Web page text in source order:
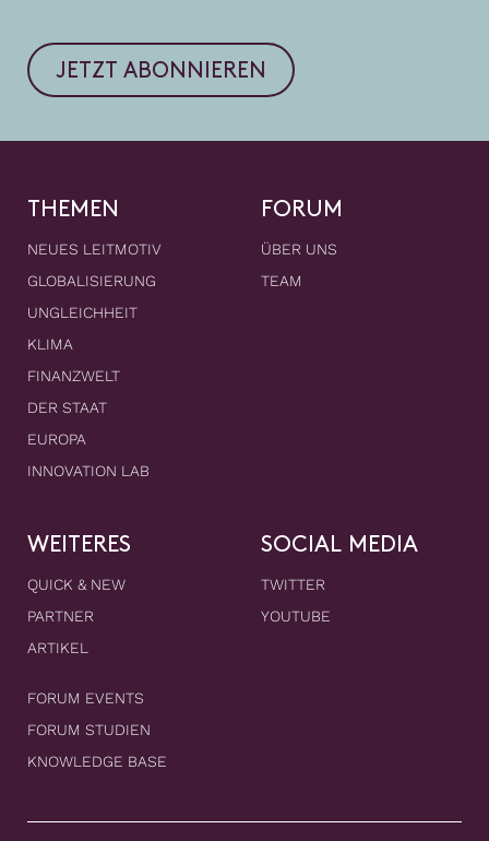
JETZT ABONNIEREN
THEMEN
NEUES LEITMOTIV
GLOBALISIERUNG
UNGLEICHHEIT
KLIMA
FINANZWELT
DER STAAT
EUROPA
INNOVATION LAB
FORUM
ÜBER UNS
TEAM
WEITERES
QUICK & NEW
PARTNER
ARTIKEL
FORUM EVENTS
FORUM STUDIEN
KNOWLEDGE BASE
SOCIAL MEDIA
TWITTER
YOUTUBE